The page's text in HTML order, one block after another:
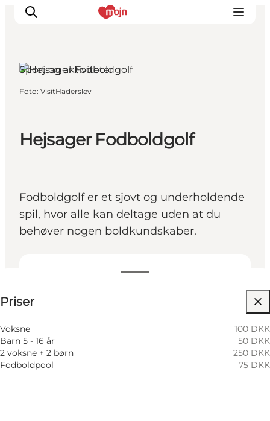
Det sker
Overnatning
Hejsager Fodboldgolf
Fodboldgolf er et sjovt og underholdende
spil, hvor alle kan deltage uden at du
behøver nogen boldkundskaber.
Priser
Voksne
100 DKK
Barn 5 - 16 år
50 DKK
2 voksne + 2 børn
250 DKK
Fodboldpool
75 DKK
Min virksomhed, Mig selv, Min partner, Venner,
Børn
Sport og aktiviteter
Foto: VisitHaderslev